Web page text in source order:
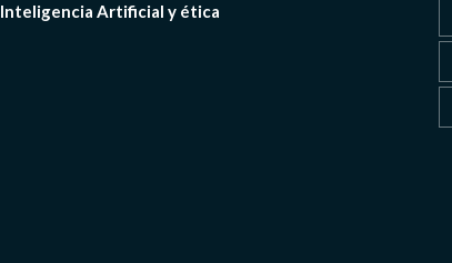
Inteligencia Artificial y ética